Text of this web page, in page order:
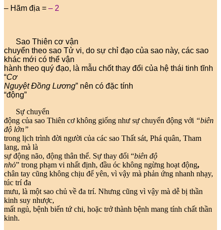
– Hãm địa = – 2
Sao Thiên cơ vận
chuyển theo sao Tử vi, do sự chỉ đạo của sao này, các sao
khác mới có thể vận
hành theo quý đạo, là mẫu chốt thay đổi của hệ thái tinh tĩnh
“Cơ
NguyệtĐồng Lương” nên có đặc tính
“động”
Sự chuyển
động của sao Thiên cơ không giống như sự chuyển động với “biên
độ lớn”
trong lịch trình đời người của các sao Thất sát, Phá quân, Tham
lang, mà là
sự động não, động thân thể. Sự thay đổi “biên độ
nhỏ” trong phạm vi nhất định, đầu óc không ngừng hoạt động,
chân tay cũng không chịu để yên, vì vậy mà phản ứng nhanh nhạy,
túc trí đa
mưu, là một sao chủ về đa trí. Nhưng cũng vì vậy mà dễ bị thần
kinh suy nhược,
mất ngủ, bệnh biến tứ chi, hoặc trở thành bệnh mang tính chất thần
kinh.